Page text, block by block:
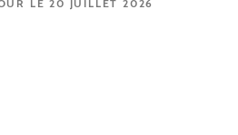
LE 20 JUILLET 2026